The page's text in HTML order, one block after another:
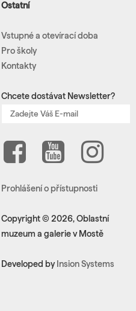
Ostatní
Vstupné a otevírací doba
Pro školy
Kontakty
Chcete dostávat Newsletter?
Prohlášení o přístupnosti
Copyright © 2026, Oblastní
muzeum a galerie v Mostě
Developed by Insion Systems